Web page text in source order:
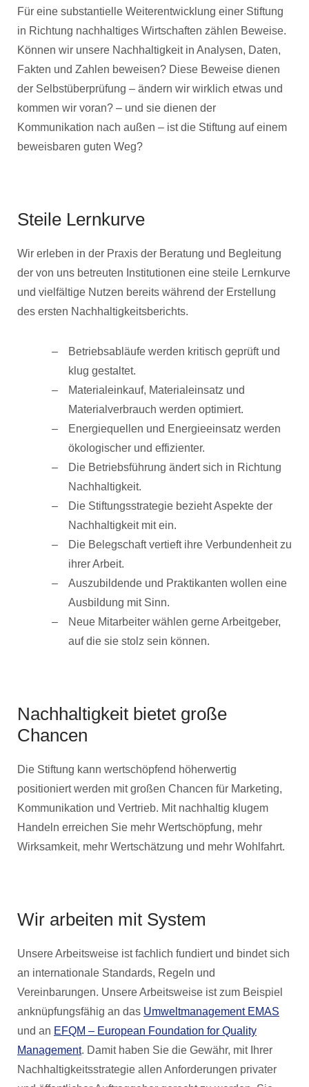
Für eine substantielle Weiterentwicklung einer Stiftung
in Richtung nachhaltiges Wirtschaften zählen Beweise.
Können wir unsere Nachhaltigkeit in Analysen, Daten,
Fakten und Zahlen beweisen? Diese Beweise dienen
der Selbstüberprüfung – ändern wir wirklich etwas und
kommen wir voran? – und sie dienen der
Kommunikation nach außen – ist die Stiftung auf einem
beweisbaren guten Weg?
Steile Lernkurve
Wir erleben in der Praxis der Beratung und Begleitung
der von uns betreuten Institutionen eine steile Lernkurve
und vielfältige Nutzen bereits während der Erstellung
des ersten Nachhaltigkeitsberichts.
Betriebsabläufe werden kritisch geprüft und
klug gestaltet.
Materialeinkauf, Materialeinsatz und
Materialverbrauch werden optimiert.
Energiequellen und Energieeinsatz werden
ökologischer und effizienter.
Die Betriebsführung ändert sich in Richtung
Nachhaltigkeit.
Die Stiftungsstrategie bezieht Aspekte der
Nachhaltigkeit mit ein.
Die Belegschaft vertieft ihre Verbundenheit zu
ihrer Arbeit.
Auszubildende und Praktikanten wollen eine
Ausbildung mit Sinn.
Neue Mitarbeiter wählen gerne Arbeitgeber,
auf die sie stolz sein können.
Nachhaltigkeit bietet große
Chancen
Die Stiftung kann wertschöpfend höherwertig
positioniert werden mit großen Chancen für Marketing,
Kommunikation und Vertrieb. Mit nachhaltig klugem
Handeln erreichen Sie mehr Wertschöpfung, mehr
Wirksamkeit, mehr Wertschätzung und mehr Wohlfahrt.
Wir arbeiten mit System
Unsere Arbeitsweise ist fachlich fundiert und bindet sich
an internationale Standards, Regeln und
Vereinbarungen. Unsere Arbeitsweise ist zum Beispiel
anknüpfungsfähig an das Umweltmanagement EMAS
und an EFQM – European Foundation for Quality
Management. Damit haben Sie die Gewähr, mit Ihrer
Nachhaltigkeitsstrategie allen Anforderungen privater